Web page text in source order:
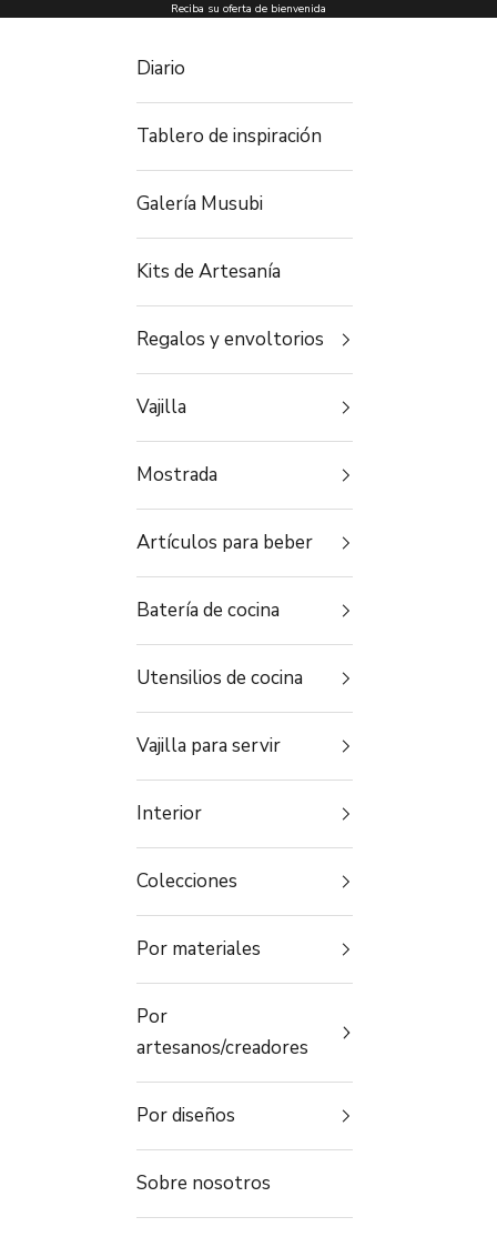
Ir al contenido Reciba su oferta de bienvenida
Diario
Tablero de inspiración
Galería Musubi
Kits de Artesanía
Regalos y envoltorios
Vajilla
Mostrada
Artículos para beber
Batería de cocina
Utensilios de cocina
Vajilla para servir
Interior
Colecciones
Por materiales
Por
artesanos/creadores
Por diseños
Sobre nosotros